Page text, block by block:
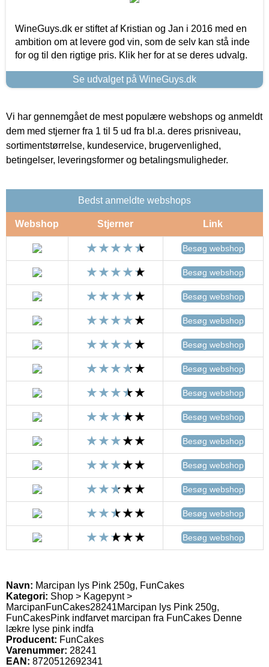
WineGuys.dk er stiftet af Kristian og Jan i 2016 med en
ambition om at levere god vin, som de selv kan stå inde
for og til den rigtige pris. Klik her for at se deres udvalg.
Se udvalget på WineGuys.dk
Vi har gennemgået de mest populære webshops og anmeldt
dem med stjerner fra 1 til 5 ud fra bl.a. deres prisniveau,
sortimentstørrelse, kundeservice, brugervenlighed,
betingelser, leveringsformer og betalingsmuligheder.
Bedst anmeldte webshops
Webshop Stjerner Link
Besøg webshop
Besøg webshop
Besøg webshop
Besøg webshop
Besøg webshop
Besøg webshop
Besøg webshop
Besøg webshop
Besøg webshop
Besøg webshop
Besøg webshop
Besøg webshop
Besøg webshop
Navn: Marcipan lys Pink 250g, FunCakes
Kategori: Shop > Kagepynt >
MarcipanFunCakes28241Marcipan lys Pink 250g,
FunCakesPink indfarvet marcipan fra FunCakes Denne
lækre lyse pink indfa
Producent: FunCakes
Varenummer: 28241
EAN: 8720512692341